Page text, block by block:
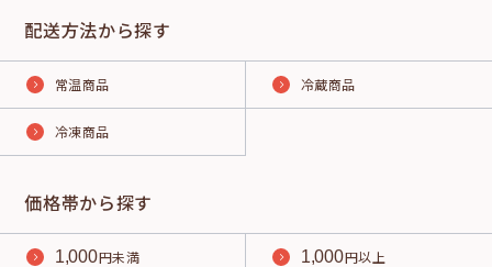
配送方法から探す
常温商品 冷蔵商品
冷凍商品
価格帯から探す
1,000円未満 1,000円以上